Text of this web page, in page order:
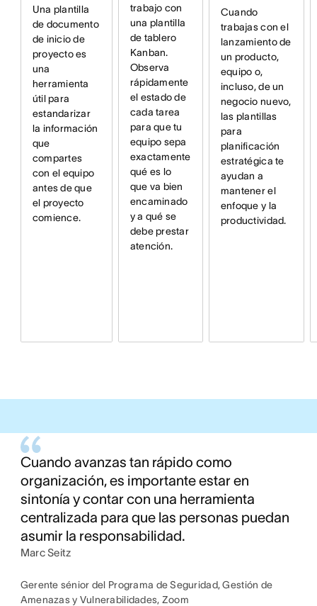
Una plantilla
de documento
de inicio de
proyecto es
una
herramienta
útil para
estandarizar
la información
que
compartes
con el equipo
antes de que
el proyecto
comience.
trabajo con
una plantilla
de tablero
Kanban.
Observa
rápidamente
el estado de
cada tarea
para que tu
equipo sepa
exactamente
qué es lo
que va bien
encaminado
y a qué se
debe prestar
atención.
Cuando
trabajas con el
lanzamiento de
un producto,
equipo o,
incluso, de un
negocio nuevo,
las plantillas
para
planificación
estratégica te
ayudan a
mantener el
enfoque y la
productividad.
Cuando avanzas tan rápido como
organización, es importante estar en
sintonía y contar con una herramienta
centralizada para que las personas puedan
asumir la responsabilidad.
Marc Seitz
Gerente sénior del Programa de Seguridad, Gestión de
Amenazas y Vulnerabilidades, Zoom